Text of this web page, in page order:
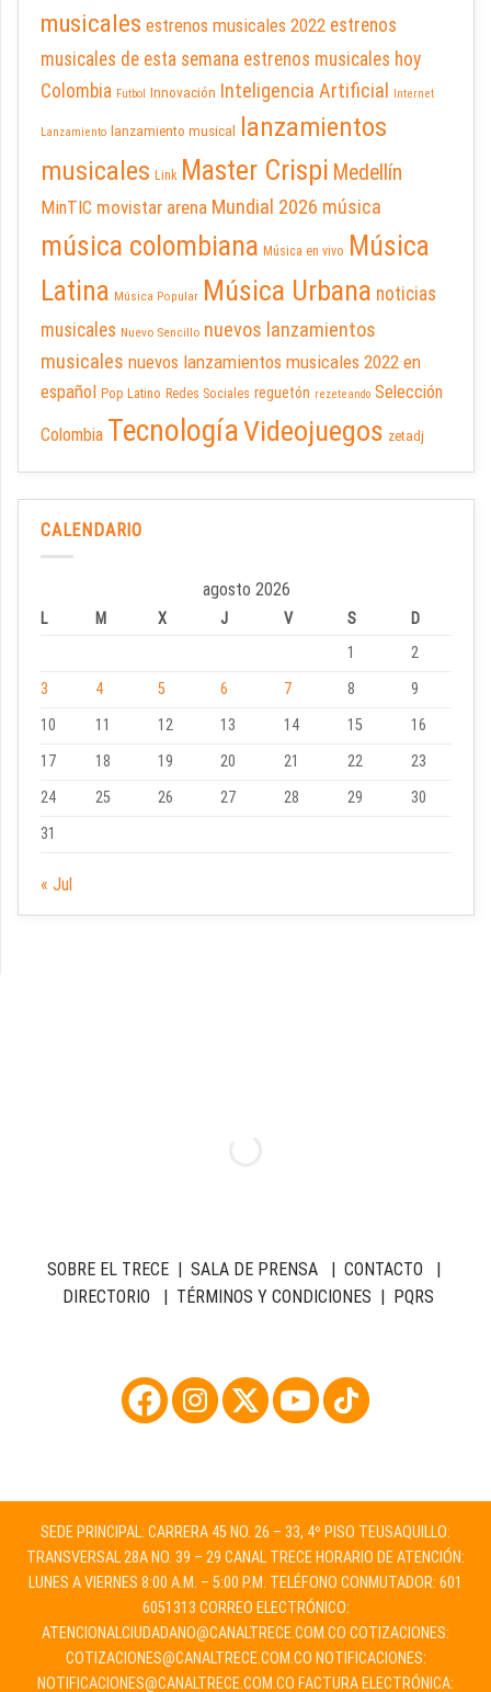
musicales estrenos musicales 2022 estrenos
musicales de esta semana estrenos musicales hoy
Colombia Futbol Innovación Inteligencia Artificial Internet
Lanzamiento lanzamiento musical lanzamientos
musicales Link Master Crispi Medellín
MinTIC movistar arena Mundial 2026 música
música colombiana Música en vivo Música
Latina Música Popular Música Urbana noticias
musicales Nuevo Sencillo nuevos lanzamientos
musicales nuevos lanzamientos musicales 2022 en
español Pop Latino Redes Sociales reguetón rezeteando Selección
Colombia TecnologíaVideojuegos zetadj
CALENDARIO
agosto 2026
L M X J V S
D
1
2
3
4 5 6 7 8
9
10
11 12 13 14 15
16
17
18 19 20 21 22
23
24
25 26 27 28 29
30
31
« Jul
SOBRE EL TRECE| SALA DE PRENSA| CONTACTO |
DIRECTORIO | TÉRMINOS Y CONDICIONES | PQRS
SEDE PRINCIPAL: CARRERA 45 NO. 26 – 33, 4º PISO TEUSAQUILLO:
TRANSVERSAL 28A NO. 39 – 29 CANAL TRECE HORARIO DE ATENCIÓN:
LUNES A VIERNES 8:00 A.M. – 5:00 P.M. TELÉFONO CONMUTADOR: 601
6051313 CORREO ELECTRÓNICO:
ATENCIONALCIUDADANO@CANALTRECE.COM.CO COTIZACIONES:
COTIZACIONES@CANALTRECE.COM.CO NOTIFICACIONES:
NOTIFICACIONES@CANALTRECE.COM.CO FACTURA ELECTRÓNICA: